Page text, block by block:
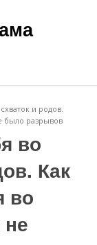
и родов.
было разрывов
во
Как
во